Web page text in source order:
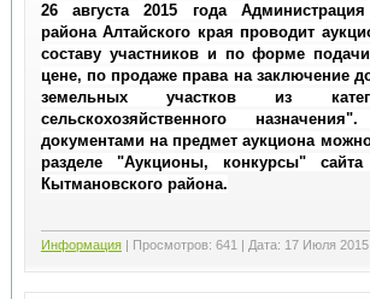
26 августа 2015 года
района Алтайского края проводит
составу участников и по форме
цене, по продаже права на заключение
земельных участков из
сельскохозяйственного
документами на предмет аукциона
разделе "Аукционы, конкурсы" сайта
Кытмановского района.
Информация| Просмотров: 641 Дата: 17 Июля 2015